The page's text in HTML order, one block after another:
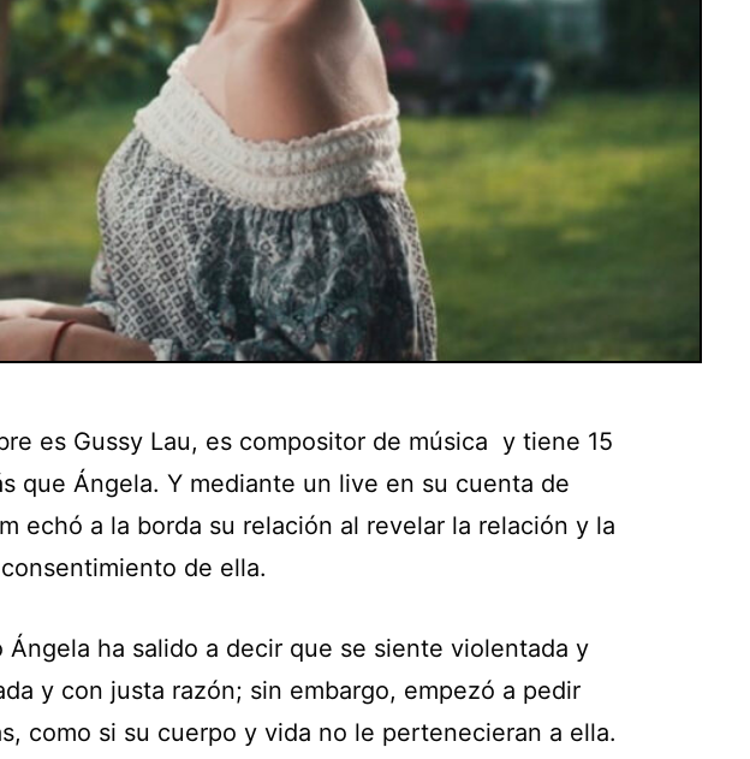
es Gussy Lau, es compositor de música y tiene 15
que Ángela. Y mediante un live en su cuenta de
echó a la borda su relación al revelar la relación y la
de ella.
Ángela ha salido a decir que se siente violentada y
y con justa razón; sin embargo, empezó a pedir
como si su cuerpo y vida no le pertenecieran a ella.